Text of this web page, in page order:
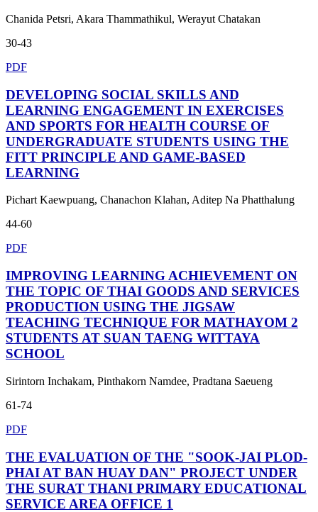
Chanida Petsri, Akara Thammathikul, Werayut Chatakan
30-43
PDF
DEVELOPING SOCIAL SKILLS AND
LEARNING ENGAGEMENT IN EXERCISES
AND SPORTS FOR HEALTH COURSE OF
UNDERGRADUATE STUDENTS USING THE
FITT PRINCIPLE AND GAME-BASED
LEARNING
Pichart Kaewpuang, Chanachon Klahan, Aditep Na Phatthalung
44-60
PDF
IMPROVING LEARNING ACHIEVEMENT ON
THE TOPIC OF THAI GOODS AND SERVICES
PRODUCTION USING THE JIGSAW
TEACHING TECHNIQUE FOR MATHAYOM 2
STUDENTS AT SUAN TAENG WITTAYA
SCHOOL
Sirintorn Inchakam, Pinthakorn Namdee, Pradtana Saeueng
61-74
PDF
THE EVALUATION OF THE "SOOK-JAI PLOD-
PHAI AT BAN HUAY DAN" PROJECT UNDER
THE SURAT THANI PRIMARY EDUCATIONAL
SERVICE AREA OFFICE 1